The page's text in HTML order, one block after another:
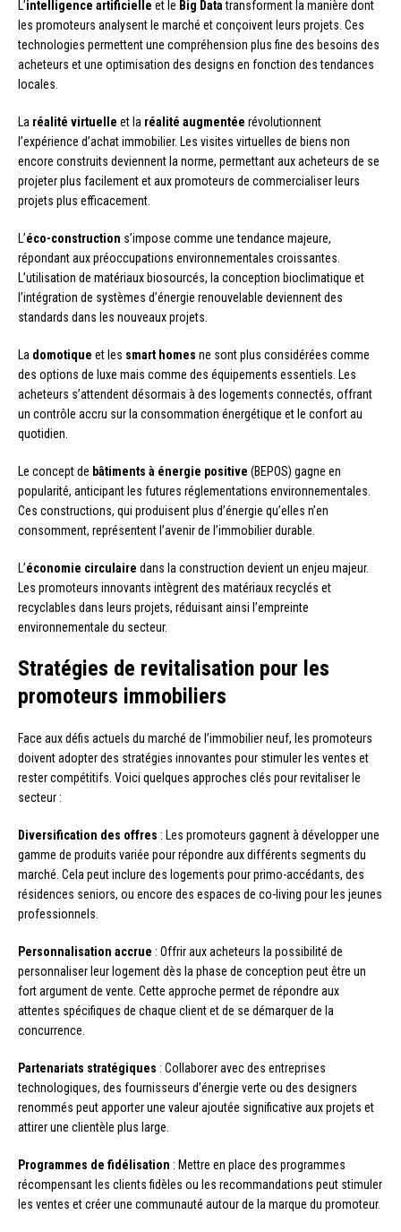
L’intelligence artificielle et le Big Datatransforment la manière dont
les promoteurs analysent le marché et conçoivent leurs projets. Ces
technologies permettent une compréhension plus fine des besoins des
acheteurs et une optimisation des designs en fonction des tendances
locales.
La réalité virtuelle et la réalité augmentée révolutionnent
l’expérience d’achat immobilier. Les visites virtuelles de biens non
encore construits deviennent la norme, permettant aux acheteurs de se
projeter plus facilement et aux promoteurs de commercialiser leurs
projets plus efficacement.
L’éco-construction s’impose comme une tendance majeure,
répondant aux préoccupations environnementales croissantes.
L’utilisation de matériaux biosourcés, la conception bioclimatique et
l’intégration de systèmes d’énergie renouvelable deviennent des
standards dans les nouveaux projets.
La domotique et les smart homes ne sont plus considérées comme
des options de luxe mais comme des équipements essentiels. Les
acheteurs s’attendent désormais à des logements connectés, offrant
un contrôle accru sur la consommation énergétique et le confort au
quotidien.
Le concept de bâtiments à énergie positive (BEPOS) gagne en
popularité, anticipant les futures réglementations environnementales.
Ces constructions, qui produisent plus d’énergie qu’elles n’en
consomment, représentent l’avenir de l’immobilier durable.
L’économie circulaire dans la construction devient un enjeu majeur.
Les promoteurs innovants intègrent des matériaux recyclés et
recyclables dans leurs projets, réduisant ainsi l’empreinte
environnementale du secteur.
Stratégies de revitalisation pour les
promoteurs immobiliers
Face aux défis actuels du marché de l’immobilier neuf, les promoteurs
doivent adopter des stratégies innovantes pour stimuler les ventes et
rester compétitifs. Voici quelques approches clés pour revitaliser le
secteur :
Diversification des offres : Les promoteurs gagnent à développer une
gamme de produits variée pour répondre aux différents segments du
marché. Cela peut inclure des logements pour primo-accédants, des
résidences seniors, ou encore des espaces de co-living pour les jeunes
professionnels.
Personnalisation accrue : Offrir aux acheteurs la possibilité de
personnaliser leur logement dès la phase de conception peut être un
fort argument de vente. Cette approche permet de répondre aux
attentes spécifiques de chaque client et de se démarquer de la
concurrence.
Partenariats stratégiques : Collaborer avec des entreprises
technologiques, des fournisseurs d’énergie verte ou des designers
renommés peut apporter une valeur ajoutée significative aux projets et
attirer une clientèle plus large.
Programmes de fidélisation : Mettre en place des programmes
récompensant les clients fidèles ou les recommandations peut stimuler
les ventes et créer une communauté autour de la marque du promoteur.